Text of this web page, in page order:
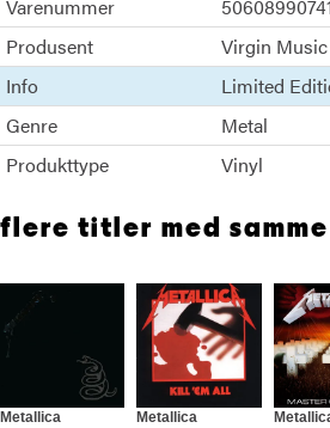
Varenummer
Produsent
Virgin Music
Info
Limited
Genre
Metal
Produkttype
Vinyl
flere titler med
Metallica
Metallica